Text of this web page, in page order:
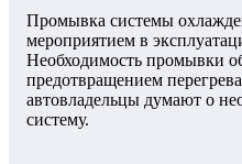
Промывка системы
мероприятием в
Необходимость промывки
предотвращением
автовладельцы думают о
систему.